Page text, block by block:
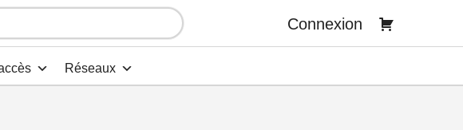
Connexion
Réseaux